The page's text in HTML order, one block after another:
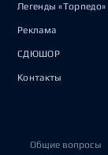
Легенды «Торпедо»
Реклама
СДЮШОР
Контакты
Общие вопросы